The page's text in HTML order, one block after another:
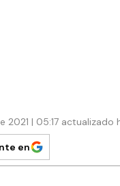
2021 | 05:17 actualizado
en